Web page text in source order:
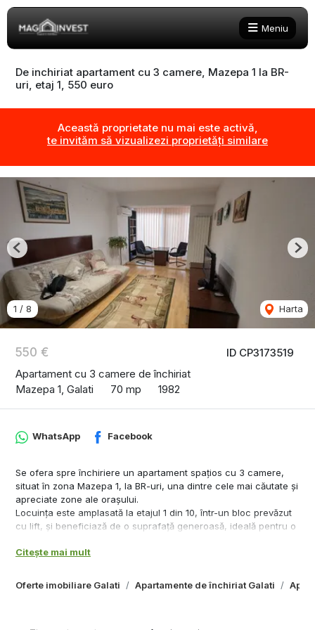
Meniu
De inchiriat apartament cu 3 camere, Mazepa 1 la BR-
uri, etaj 1, 550 euro
Această proprietate nu mai este activă,
te invităm să vizualizezi proprietăți similare
ID CP3173519
550 €
Apartament cu 3 camere de închiriat
Mazepa 1, Galati
70 mp 1982
1 / 8 Harta
Previous
Oferte imobiliare Galati Apartamente de închiriat Galati
WhatsApp Facebook
Se ofera spre închiriere un apartament spațios cu 3 camere,
situat în zona Mazepa 1, la BR-uri, una dintre cele mai căutate și
apreciate zone ale orașului.
Locuința este amplasată la etajul 1 din 10, într-un bloc prevăzut
cu lift, și beneficiază de o suprafață generoasă, ideală pentru o
Apartamentul dispune de:
Citește mai mult